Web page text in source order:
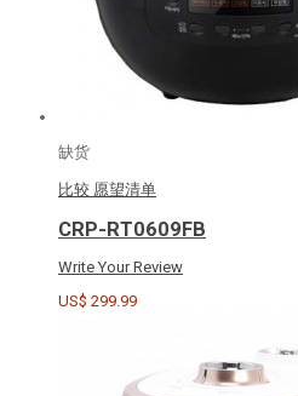
缺货
比较 愿望清单
CRP-RT0609FB
Write Your Review
US$ 299.99